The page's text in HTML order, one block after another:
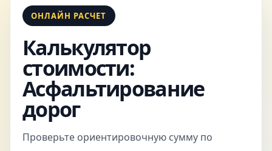
ОНЛАЙН РАСЧЕТ
Калькулятор
стоимости:
Асфальтирование
дорог
Проверьте ориентировочную сумму по